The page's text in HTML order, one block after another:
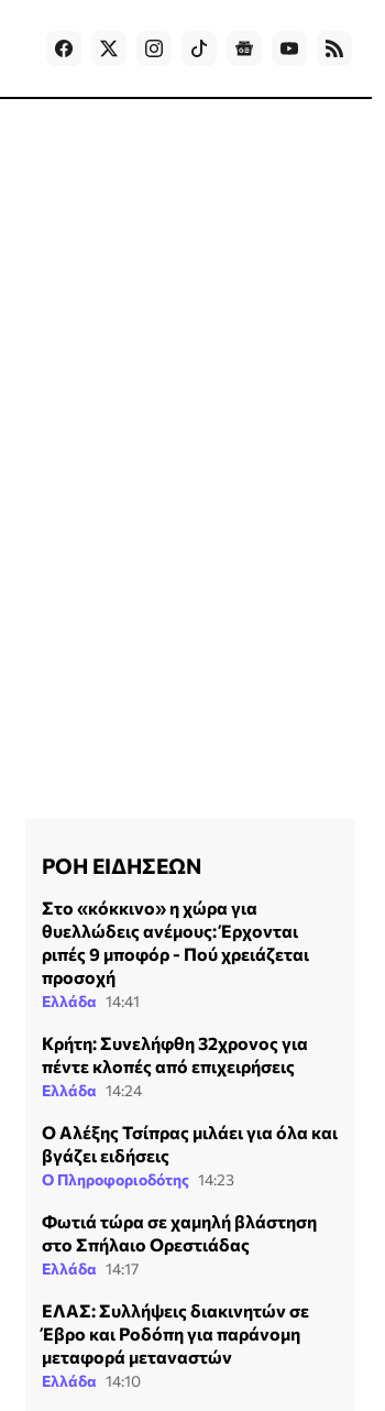
Games
ΡΟΗ ΕΙΔΗΣΕΩΝ
Στο «κόκκινο» η χώρα για
θυελλώδεις ανέμους: Έρχονται
ριπές 9 μποφόρ - Πού χρειάζεται
προσοχή
Ελλάδα 14:41
Κρήτη: Συνελήφθη 32χρονος για
πέντε κλοπές από επιχειρήσεις
Ελλάδα 14:24
Ο Αλέξης Τσίπρας μιλάει για όλα και
βγάζει ειδήσεις
Ο Πληροφοριοδότης 14:23
Φωτιά τώρα σε χαμηλή βλάστηση
στο Σπήλαιο Ορεστιάδας
Ελλάδα 14:17
ΕΛΑΣ: Συλλήψεις διακινητών σε
Έβρο και Ροδόπη για παράνομη
μεταφορά μεταναστών
Ελλάδα 14:10